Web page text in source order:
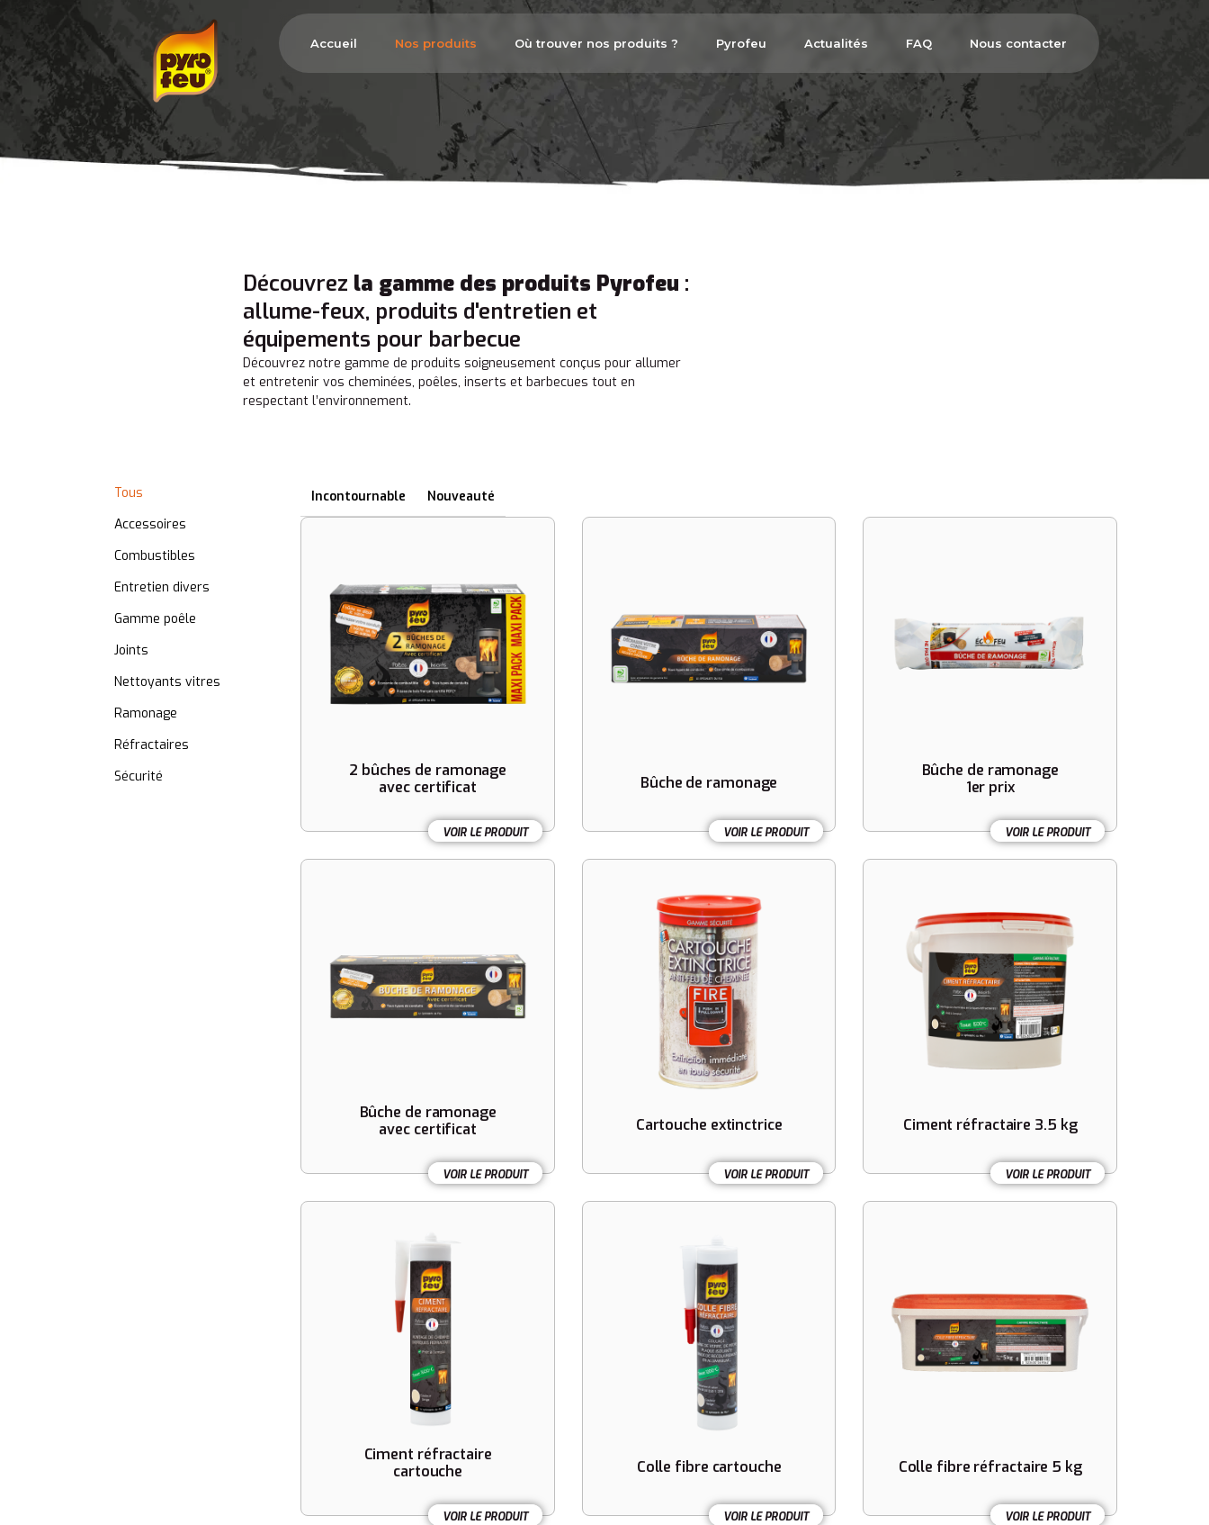
Accueil Nos produits Où trouver nos produits ? Pyrofeu Actualités FAQ Nous contacter
Découvrez la gamme des produits Pyrofeu :
allume-feux, produits d'entretien et
équipements pour barbecue
Découvrez notre gamme de produits soigneusement conçus pour allumer
et entretenir vos cheminées, poêles, inserts et barbecues tout en
respectant l’environnement.
Accessoires
Combustibles
Entretien divers
Gamme poêle
Joints
Nettoyants vitres
Ramonage
Réfractaires
Sécurité
Tous Incontournable Nouveauté
2 bûches de ramonage
avec certificat
VOIR LE PRODUIT
Bûche de ramonage
VOIR LE PRODUIT
Bûche de ramonage
1er prix
VOIR LE PRODUIT
Bûche de ramonage
avec certificat
VOIR LE PRODUIT
Cartouche extinctrice
VOIR LE PRODUIT
Ciment réfractaire 3.5 kg
VOIR LE PRODUIT
Ciment réfractaire
cartouche
VOIR LE PRODUIT
Colle fibre cartouche
VOIR LE PRODUIT
Colle fibre réfractaire 5 kg
VOIR LE PRODUIT